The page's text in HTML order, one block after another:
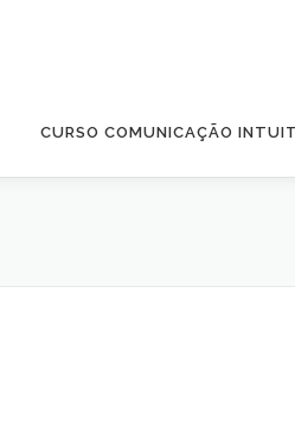
CURSO COMUNICAÇÃO